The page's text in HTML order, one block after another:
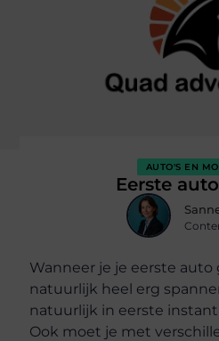
AUTO'S EN
Eerste
Wanneer je je eerste
natuurlijk heel erg
natuurlijk in eerste
Ook moet je met